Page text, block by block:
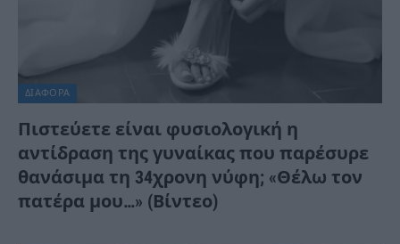
ΔΙΆΦΟΡΑ
Πιστεύετε είναι φυσιολογική η
αντίδραση της γυναίκας που παρέσυρε
θανάσιμα τη 34χρονη νύφη; «Θέλω τον
πατέρα μου…» (Βίντεο)